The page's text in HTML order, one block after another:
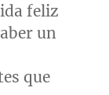
feliz
un
que